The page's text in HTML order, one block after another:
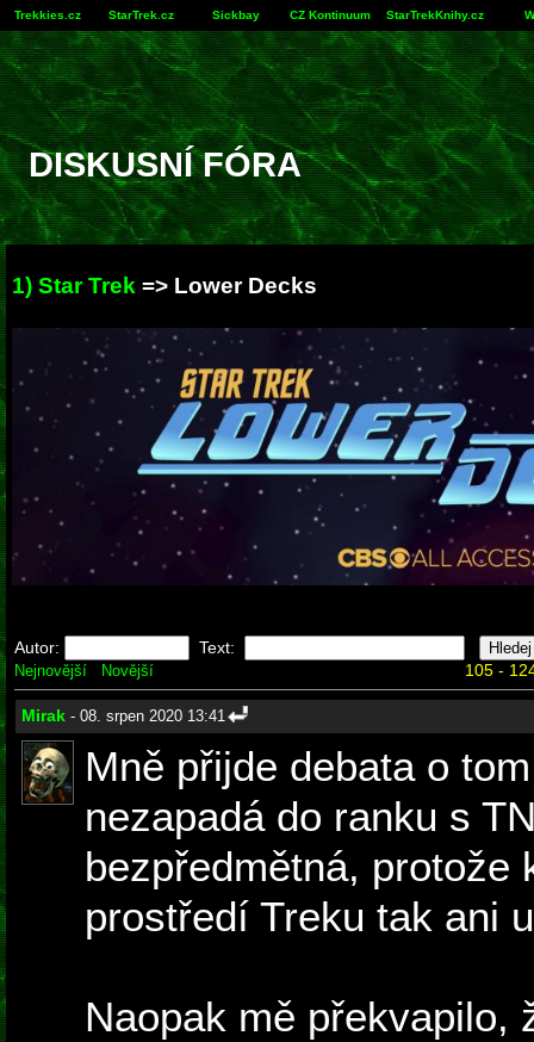
Trekkies.cz StarTrek.cz Sickbay CZ Kontinuum StarTrekKnihy.cz
DISKUSNÍ FÓRA
1) Star Trek => Lower Decks
Autor: Text:
Nejnovější Novější 105 -
Mirak - 08. srpen 2020 13:41
Mně přijde debata o
nezapadá do ranku s
bezpředmětná, protože
prostředí Treku tak ani
Naopak mě překvapilo,